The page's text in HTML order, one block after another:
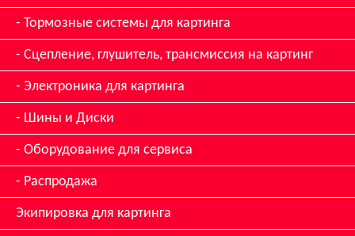
Тормозные системы для картинга
Сцепление, глушитель, трансмиссия на картинг
Электроника для картинга
Шины и Диски
Оборудование для сервиса
Распродажа
Экипировка для картинга